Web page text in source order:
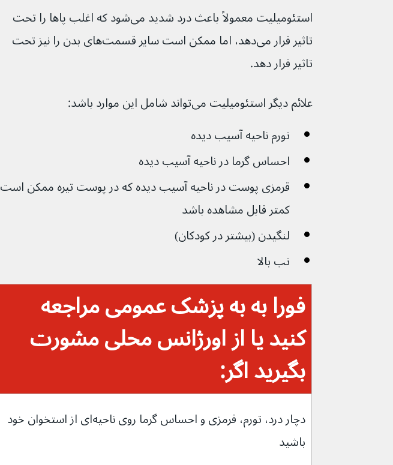
استئومیلیت معمولاً باعث درد شدید می‌شود که اغلب پاها را تحت
تاثیر قرار می‌دهد، اما ممکن است سایر قسمت‌های بدن را نیز تحت
تاثیر قرار دهد.
علائم دیگر استئومیلیت می‌تواند شامل این موارد باشد:
تورم ناحیه آسیب دیده
احساس گرما در ناحیه آسیب دیده
قرمزی پوست در ناحیه آسیب دیده که در پوست تیره ممکن است
کمتر قابل مشاهده باشد
لنگیدن (بیشتر در کودکان)
تب بالا
فورا به به پزشک عمومی مراجعه
کنید یا از اورژانس محلی مشورت
بگیرید اگر:
دچار درد، تورم، قرمزی و احساس گرما روی ناحیه‌ای از استخوان خود
باشید